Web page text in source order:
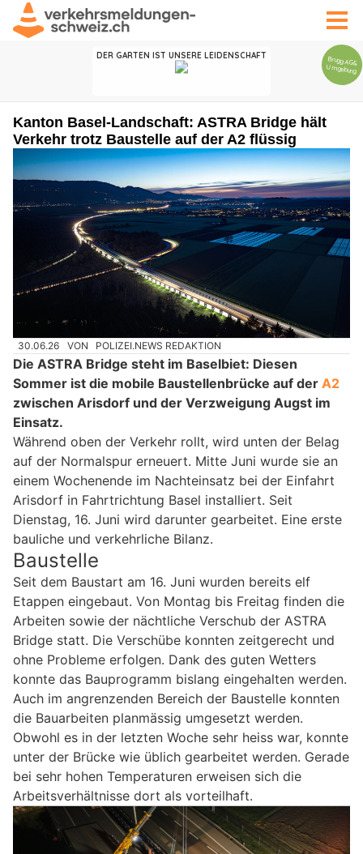
Kanton Basel-Landschaft: ASTRA Bridge hält
Verkehr trotz Baustelle auf der A2 flüssig
30.06.26 VON POLIZEI.NEWS REDAKTION
Die ASTRA Bridge steht im Baselbiet: Diesen
Sommer ist die mobile Baustellenbrücke auf der A2
zwischen Arisdorf und der Verzweigung Augst im
Einsatz.
Während oben der Verkehr rollt, wird unten der Belag
auf der Normalspur erneuert. Mitte Juni wurde sie an
einem Wochenende im Nachteinsatz bei der Einfahrt
Arisdorf in Fahrtrichtung Basel installiert. Seit
Dienstag, 16. Juni wird darunter gearbeitet. Eine erste
bauliche und verkehrliche Bilanz.
Baustelle
Seit dem Baustart am 16. Juni wurden bereits elf
Etappen eingebaut. Von Montag bis Freitag finden die
Arbeiten sowie der nächtliche Verschub der ASTRA
Bridge statt. Die Verschübe konnten zeitgerecht und
ohne Probleme erfolgen. Dank des guten Wetters
konnte das Bauprogramm bislang eingehalten werden.
Auch im angrenzenden Bereich der Baustelle konnten
die Bauarbeiten planmässig umgesetzt werden.
Obwohl es in der letzten Woche sehr heiss war, konnte
unter der Brücke wie üblich gearbeitet werden. Gerade
bei sehr hohen Temperaturen erweisen sich die
Arbeitsverhältnisse dort als vorteilhaft.